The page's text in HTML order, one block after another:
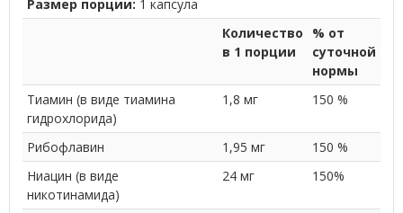
Размер порции: 1 капсула
Количество
в 1 порции
% от
суточной
нормы
Тиамин (в виде тиамина
гидрохлорида)
1,8 мг 150 %
Рибофлавин 1,95 мг
150 %
Ниацин (в виде
никотинамида)
24 мг 150%